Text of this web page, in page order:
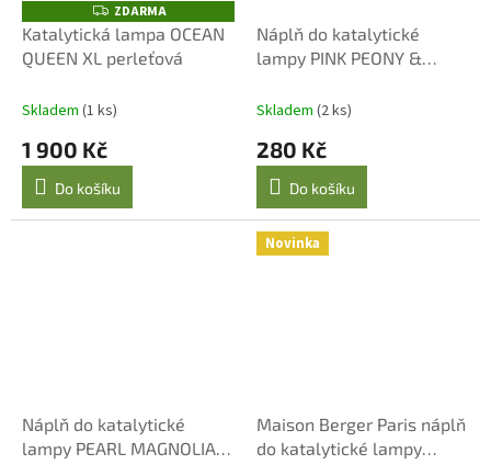
Z
D
A
R
M
ZDARMA
Katalytická lampa OCEAN
QUEEN XL perleťová
Skladem (1 ks)
1 900 Kč
Do košíku
Náplň do katalytické
lampy PINK PEONY &
Skladem (2 ks)
280 Kč
Do košíku
Náplň do katalytické
lampy PEARL MAGNOLIA &
Novinka
Maison Berger Paris náplň
do katalytické lampy